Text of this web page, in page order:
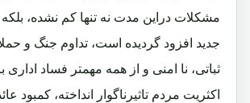
مشکلات دراین مدت نه تنها کم نشده،
جدید افزود گردیده است، تداوم جنگ و
ثباتی، نا امنی و از همه مهمتر فساد اداری
اکثریت مردم تاثیرناگوار انداخته، کمبود